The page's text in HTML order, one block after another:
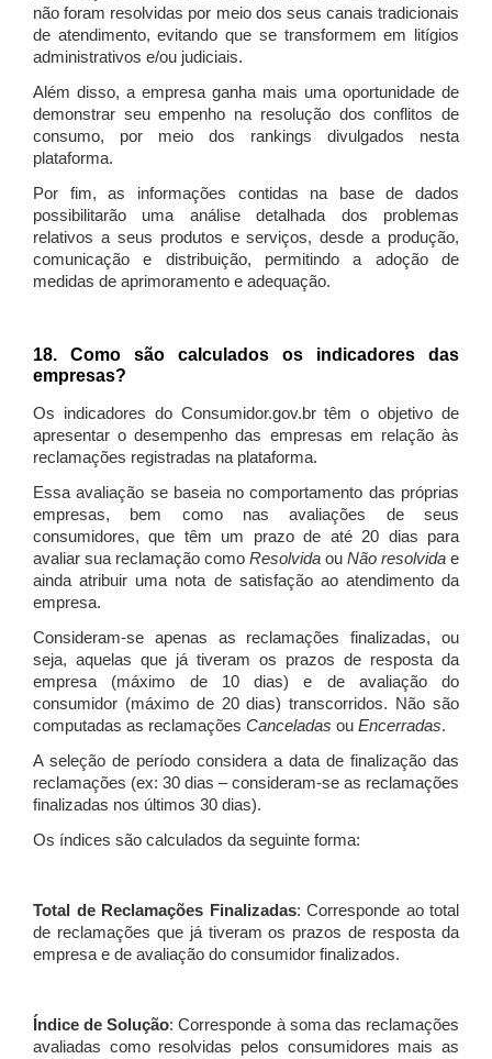
não foram resolvidas por meio dos seus canais tradicionais
de atendimento, evitando que se transformem em litígios
administrativos e/ou judiciais.
Além disso, a empresa ganha mais uma oportunidade de
demonstrar seu empenho na resolução dos conflitos de
consumo, por meio dos rankings divulgados nesta
plataforma.
Por fim, as informações contidas na base de dados
possibilitarão uma análise detalhada dos problemas
relativos a seus produtos e serviços, desde a produção,
comunicação e distribuição, permitindo a adoção de
medidas de aprimoramento e adequação.
18. Como são calculados os indicadores das
empresas?
Os indicadores do Consumidor.gov.br têm o objetivo de
apresentar o desempenho das empresas em relação às
reclamações registradas na plataforma.
Essa avaliação se baseia no comportamento das próprias
empresas, bem como nas avaliações de seus
consumidores, que têm um prazo de até 20 dias para
avaliar sua reclamação como Resolvida ou Não resolvida e
ainda atribuir uma nota de satisfação ao atendimento da
empresa.
Consideram-se apenas as reclamações finalizadas, ou
seja, aquelas que já tiveram os prazos de resposta da
empresa (máximo de 10 dias) e de avaliação do
consumidor (máximo de 20 dias) transcorridos. Não são
computadas as reclamações Canceladas ou Encerradas.
A seleção de período considera a data de finalização das
reclamações (ex: 30 dias – consideram-se as reclamações
finalizadas nos últimos 30 dias).
Os índices são calculados da seguinte forma:
Total de Reclamações Finalizadas: Corresponde ao total
de reclamações que já tiveram os prazos de resposta da
empresa e de avaliação do consumidor finalizados.
Índice de Solução: Corresponde à soma das reclamações
avaliadas como resolvidas pelos consumidores mais as